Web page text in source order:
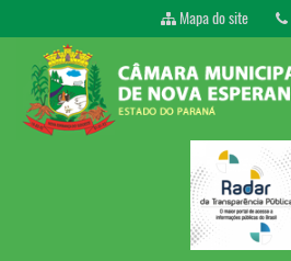
Mapa do site